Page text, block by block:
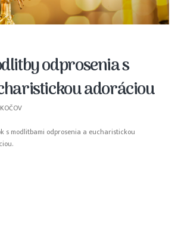
odprosenia s
adoráciou
s modlitbami odprosenia a eucharistickou